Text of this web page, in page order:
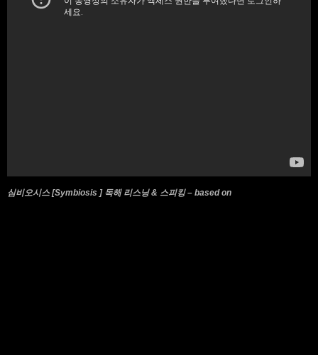
심비오시스 [Symbiosis ] 독해 리스닝 & 스피킹 – based on